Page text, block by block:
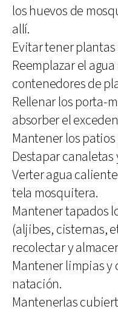
los huevos de
allí.
Evitar tener plantas
Reemplazar el
contenedores de
Rellenar los porta-
absorber el
Mantener los
Destapar canaletas
Verter agua
tela mosquitera.
Mantener tapados
(aljibes, cisternas,
recolectar y
Mantener limpias y
natación.
Mantenerlas